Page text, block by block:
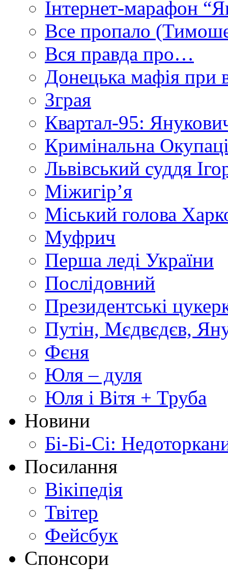
Інтернет-марафон
Все пропало
Вся правда про…
Донецька мафія при
Зграя
Квартал-95:
Кримінальна
Львівський суддя
Міжигір’я
Міський голова
Муфрич
Перша леді України
Послідовний
Президентські
Путін, Мєдвєдєв,
Фєня
Юля – дуля
Юля і Вітя + Труба
Новини
Бі-Бі-Сі:
Посилання
Вікіпедія
Твітер
Фейсбук
Спонсори